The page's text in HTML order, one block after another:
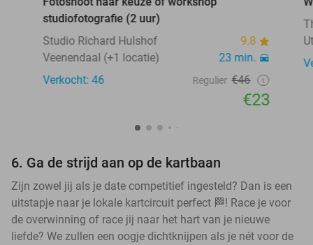
studiofotografie (2 uur)
Studio Richard Hulshof
9.8
Veenendaal (+1 locatie)
23 min.
Verkocht: 46
Regulier €46
€23
6. Ga de strijd aan op de kartbaan
Zijn zowel jij als je date competitief ingesteld? Dan is een
uitstapje naar je lokale kartcircuit perfect 🏁! Race je voor
de overwinning of race jij naar het hart van je nieuwe
liefde? We zullen een oogje dichtknijpen als je nét voor de